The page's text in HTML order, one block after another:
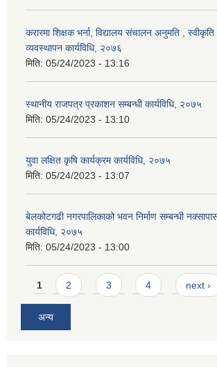
करारमा शिक्षक भर्ना, विद्यालय संचालन अनुमति ,
व्यवस्थापन कार्यविधि, २०७६
मिति: 05/24/2023 - 13:16
स्थानीय राजपत्र प्रकाशन सम्बन्धी कार्यविधि, २०७५
मिति: 05/24/2023 - 13:10
युवा लक्षित कृषि कार्यक्रम कार्यविधि, २०७५
मिति: 05/24/2023 - 13:07
बेलकोटगढी नगरपालिकाको भवन निर्माण सम्बन्धी
कार्यविधि, २०७५
मिति: 05/24/2023 - 13:00
Pages
1 2 3 4 next ›
अन्य